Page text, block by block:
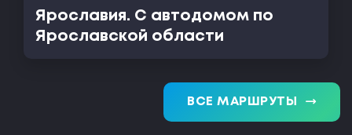
Ярославия. С автодомом по
Ярославской области
ВСЕ МАРШРУТЫ trending_flat